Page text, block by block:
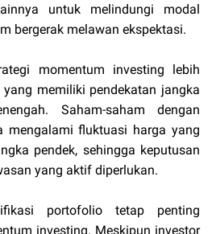
untuk melindungi modal
bergerak melawan ekspektasi.
momentum investing lebih
memiliki pendekatan jangka
Saham-saham dengan
mengalami fluktuasi harga yang
pendek, sehingga keputusan
yang aktif diperlukan.
portofolio tetap penting
investing. Meskipun investor